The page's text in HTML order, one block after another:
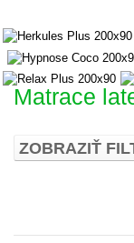
Matrace
ZOBRAZIŤ